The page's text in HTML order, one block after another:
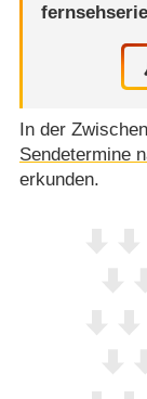
In der
Sendetermine
erkunden.